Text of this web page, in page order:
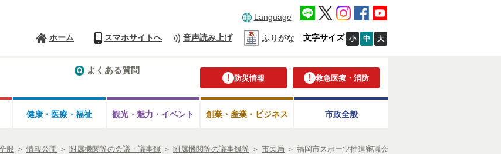
Language
ホーム スマホサイトへ 音声読み上げ ふりがな 文字サイズ 小 中 大
防災情報 救急医療・消防
よくある質問
健康・医療・ 福祉 観光・魅力・ イベント 創業・産業・ビジネス 市政全般
般 ＞ 情報公開 ＞ 附属機関等の会議・議事録 ＞ 附属機関等の議事録等 ＞ 市民局 ＞ 福岡市スポーツ推進審議会